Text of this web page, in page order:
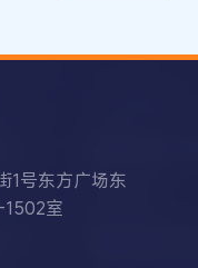
1号东方广场东
室